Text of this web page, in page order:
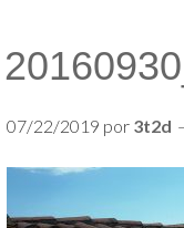
07/22/2019 por 3t2d